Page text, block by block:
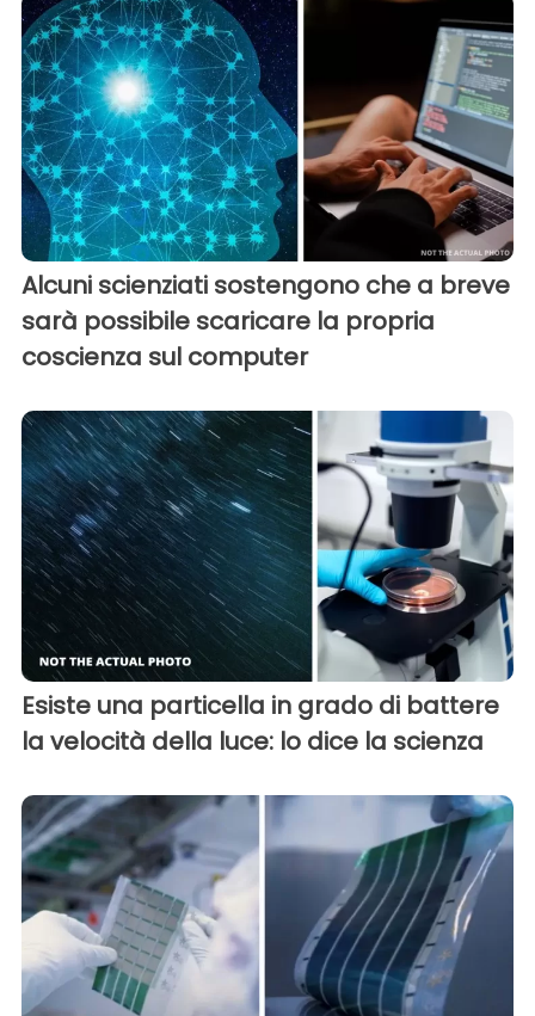
Alcuni scienziati sostengono che a breve
sarà possibile scaricare la propria
coscienza sul computer
Esiste una particella in grado di battere
la velocità della luce: lo dice la scienza